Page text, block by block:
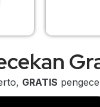
GRATIS